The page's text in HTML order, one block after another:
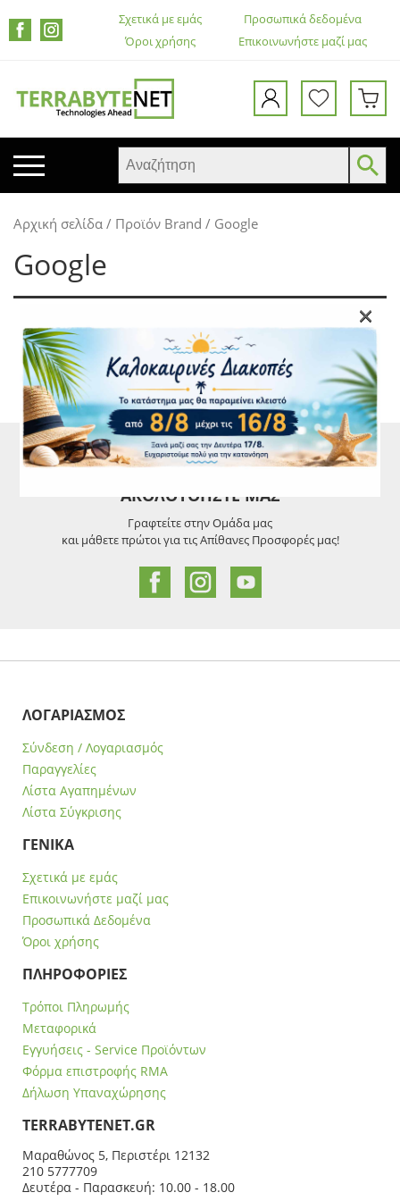
Σχετικά με εμάς
Επικοινωνήστε μαζί μας
Προσωπικά δεδομένα
Όροι χρήσης
HEADSETS & ΗΧΕΊΑ
ΟΘΌΝΕΣ
ΕΚΤΥΠΩΤΈΣ – ΠΟΛΥΜΗΧΑΝΉΜΑΤΑ
WEB CAMERA
ΚΟΥΤΙΆ ΥΠΟΛΟΓΙΣΤΏΝ
CASE FANS
LIQUID COOLERS
ACCESSORIES
ΟΙΚΙΑΚΕΣ ΣΥΣΚΕΥΕΣ
Αρχική σελίδα / Προϊόν Brand / Google
Google
ταιριάζει με την επιλογή σας.
ΑΚΟΛΟΥΘΗΣΤΕ ΜΑΣ
Γραφτείτε στην Ομάδα μας
και μάθετε πρώτοι για τις Απίθανες Προσφορές μας!
ΛΟΓΑΡΙΑΣΜΟΣ
Σύνδεση / Λογαριασμός
Παραγγελίες
Λίστα Αγαπημένων
Λίστα Σύγκρισης
ΓΕΝΙΚΑ
Σχετικά με εμάς
Επικοινωνήστε μαζί μας
Προσωπικά Δεδομένα
Όροι χρήσης
ΠΛΗΡΟΦΟΡΙΕΣ
Τρόποι Πληρωμής
Μεταφορικά
Εγγυήσεις - Service Προϊόντων
Φόρμα επιστροφής RMA
Δήλωση Υπαναχώρησης
ΤERRABYTENET.GR
Μαραθώνος 5, Περιστέρι 12132
210 5777709
Δευτέρα - Παρασκευή: 10.00 - 18.00
×